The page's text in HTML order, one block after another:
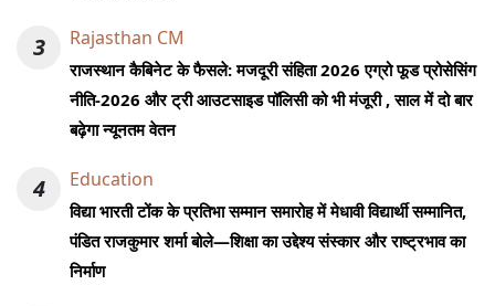
3 Rajasthan CM
राजस्थान कैबिनेट के फैसले: मजदूरी संहिता 2026 एग्रो फूड प्रोसेसिंग
नीति-2026 और ट्री आउटसाइड पॉलिसी को भी मंजूरी , साल में दो बार
बढ़ेगा न्यूनतम वेतन
4 Education
विद्या भारती टोंक के प्रतिभा सम्मान समारोह में मेधावी विद्यार्थी सम्मानित,
पंडित राजकुमार शर्मा बोले—शिक्षा का उद्देश्य संस्कार और राष्ट्रभाव का
निर्माण